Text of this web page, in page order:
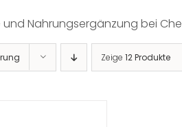
Nahrungsergänzung bei
Zeige 12 Produkte